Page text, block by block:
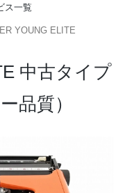
ス一覧
YOUNG ELITE
中古タイプ
品質）